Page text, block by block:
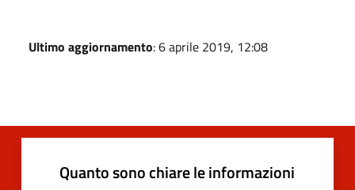
Ultimo aggiornamento: 6 aprile 2019, 12:08
Quanto sono chiare le informazioni